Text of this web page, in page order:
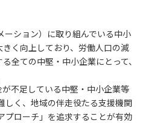
ーション）に取り組んでいる中小
く向上しており、労働人口の減
全ての中堅・中小企業にとって、
不足している中堅・中小企業等
しく、地域の伴走役たる支援機関
プローチ」を追求することが有効